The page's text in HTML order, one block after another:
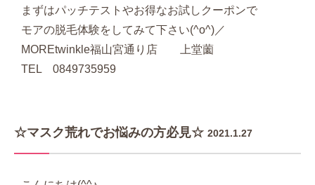
まずはパッチテストやお得なお試しクーポンで
モアの脱毛体験をしてみて下さい(^o^)／
MOREtwinkle福山宮通り店 上堂薗
TEL 0849735959
☆マスク荒れでお悩みの方必見☆ 2021.1.27